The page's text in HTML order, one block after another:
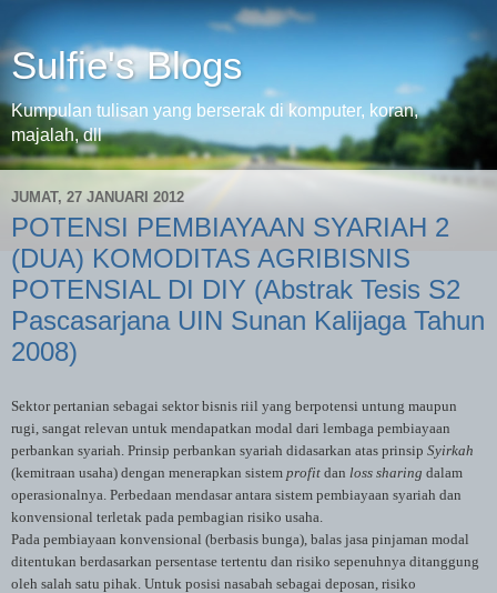
Sulfie's Blogs
Kumpulan tulisan yang berserak di komputer, koran,
majalah, dll
JUMAT, 27 JANUARI 2012
POTENSI PEMBIAYAAN SYARIAH 2
(DUA) KOMODITAS AGRIBISNIS
POTENSIAL DI DIY (Abstrak Tesis S2
Pascasarjana UIN Sunan Kalijaga Tahun
2008)
Sektor pertanian sebagai sektor bisnis riil yang berpotensi untung maupun
rugi, sangat relevan untuk mendapatkan modal dari lembaga pembiayaan
perbankan syariah. Prinsip perbankan syariah didasarkan atas prinsip Syirkah
(kemitraan usaha) dengan menerapkan sistem profit dan loss sharing dalam
operasionalnya. Perbedaan mendasar antara sistem pembiayaan syariah dan
konvensional terletak pada pembagian risiko usaha.
Pada pembiayaan konvensional (berbasis bunga), balas jasa pinjaman modal
ditentukan berdasarkan persentase tertentu dan risiko sepenuhnya ditanggung
oleh salah satu pihak. Untuk posisi nasabah sebagai deposan, risiko